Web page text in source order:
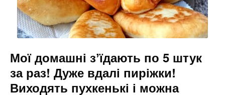
Мої домашні зʼїдають по 5 штук
за раз! Дуже вдалі пиріжки!
Виходять пухкенькі і можна